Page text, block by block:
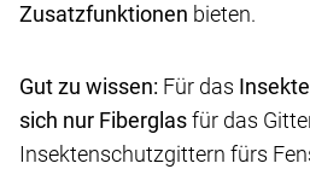
Zusatzfunktionen bieten.
Gut zu wissen: Für das
sich nur Fiberglasfür das
Insektenschutzgittern fürs